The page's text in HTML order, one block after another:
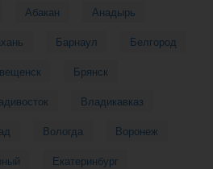
Абакан
Анадырь
Барнаул
Белгород
Брянск
Владикавказ
Вологда
Воронеж
Екатеринбург